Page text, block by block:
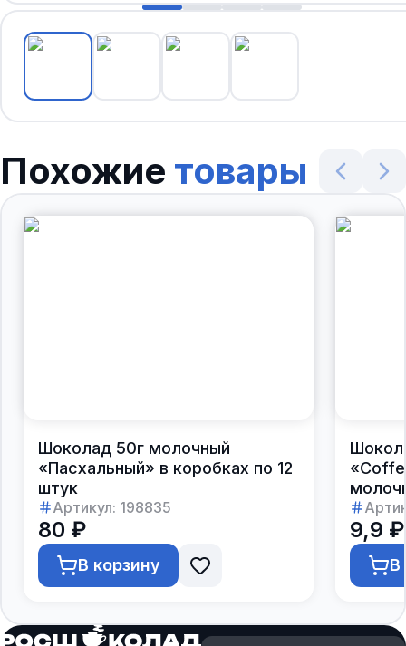
Похожие товары
Шоколад 50г молочный
«Пасхальный» в коробках по 12
штук
Артикул: 198835
80 ₽
В корзину
9,9 ₽
В